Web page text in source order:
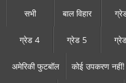
सभी बाल विहार
ग्रेड 4 ग्रेड 5
अमेरिकी फुटबॉल कोई उपकरण नहीं!